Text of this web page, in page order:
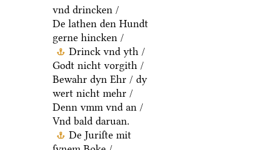
vnd drincken /
De lathen den Hundt
gerne hincken /
Drinck vnd yth /
Godt nicht vorgith /
Bewahr dyn Ehr / dy
wert nicht mehr /
Denn vmm vnd an /
Vnd bald daruan.
De Juriſte mit